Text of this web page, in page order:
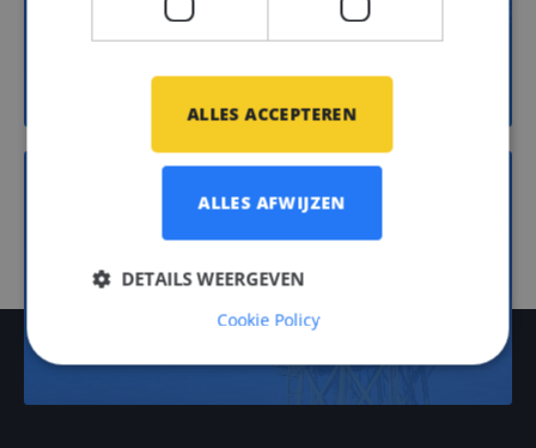
7
Offshore Energy
ALLES ACCEPTEREN
ALLES AFWIJZEN
DETAILS WEERGEVEN
Cookie Policy